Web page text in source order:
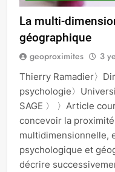
La multi-
géographique
geoproximites 3
Thierry Ramadier〉
psychologie〉
SAGE 〉 〉Article
concevoir la
multidimensionnelle,
psychologique et
décrire